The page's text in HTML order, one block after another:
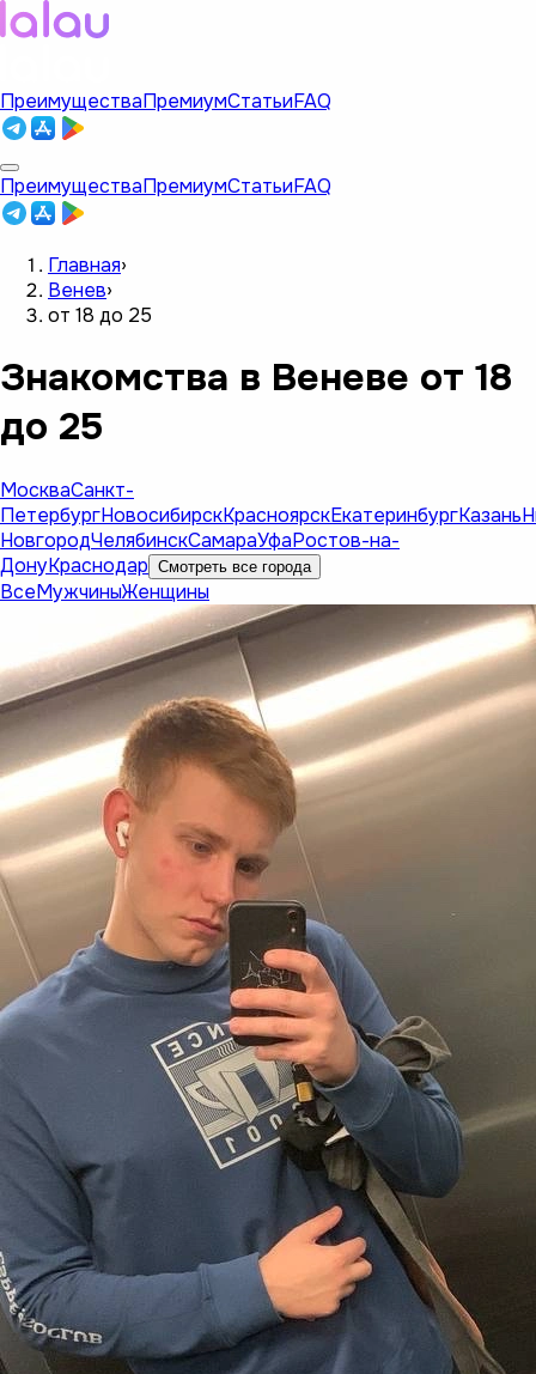
ПреимуществаПремиумСтатьиFAQ
ПреимуществаПремиумСтатьиFAQ
Главная›
Венев›
от 18 до 25
Знакомства в Веневе от 18
до 25
МоскваСанкт-
ПетербургНовосибирскКрасноярскЕкатеринбургКазань
НовгородЧелябинскСамараУфаРостов-на-
ДонуКраснодар Смотреть все города
ВсеМужчиныЖенщины